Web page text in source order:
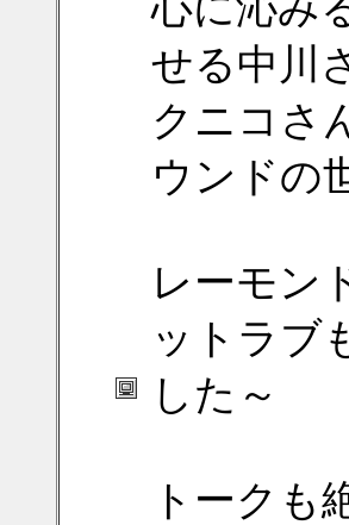
せる中川
クニコさ
ウンドの
レーモン
ットラ
した～
トークも